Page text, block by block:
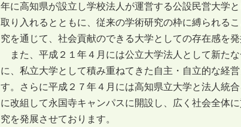
年に高知県が設立し学校法人が運営する公設民営大学
取り入れるとともに、従来の学術研究の枠に縛られる
究を通じて、社会貢献のできる大学としての存在感を発
また、平成２１年４月には公立大学法人として新た
に、私立大学として積み重ねてきた自主・自立的な経
す。さらに平成２７年４月には高知県立大学と法人統
に改組して永国寺キャンパスに開設し、広く社会全体
究を発展させております。